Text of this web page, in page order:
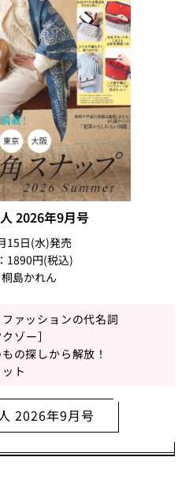
2026年9月号
15日(水)発売
1890円(税込)
島かれん
ファッションの代名詞
ゾー］
の探しから解放！
ト
2026年9月号